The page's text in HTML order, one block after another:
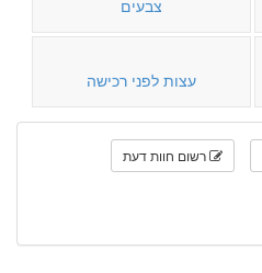
צבעים
עצות לפני רכישה
רשום חוות דעת